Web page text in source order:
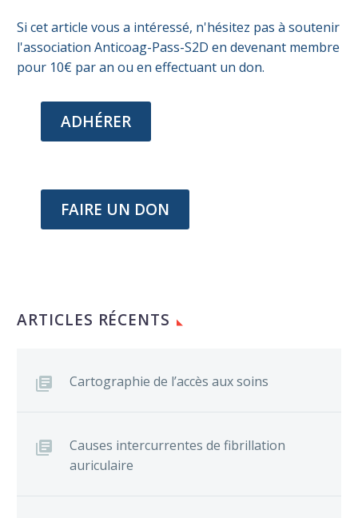
Si cet article vous a intéressé, n'hésitez pas à soutenir
l'association Anticoag-Pass-S2D en devenant membre
pour 10€ par an ou en effectuant un don.
ADHÉRER
FAIRE UN DON
ARTICLES RÉCENTS
Cartographie de l’accès aux soins
Causes intercurrentes de fibrillation
auriculaire